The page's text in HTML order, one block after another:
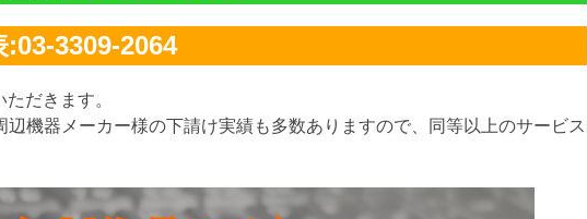
:03-3309-2064
だきます。
機器メーカー様の下請け実績も多数ありますので、同等以上のサービス